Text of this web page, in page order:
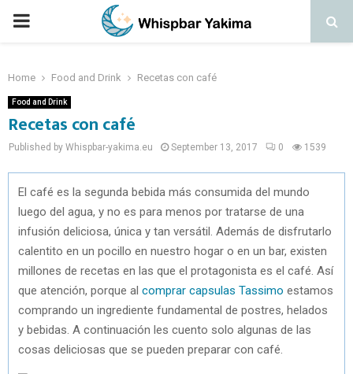
PRIMARY
Home Food and Drink Recetas con café
Food and Drink
Recetas con café
Published by Whispbar-yakima.eu September 13, 2017 0 1539
El café es la segunda bebida más consumida del mundo
luego del agua, y no es para menos por tratarse de una
infusión deliciosa, única y tan versátil. Además de disfrutarlo
calentito en un pocillo en nuestro hogar o en un bar, existen
millones de recetas en las que el protagonista es el café. Así
que atención, porque al comprar capsulas Tassimo estamos
comprando un ingrediente fundamental de postres, helados
y bebidas. A continuación les cuento solo algunas de las
cosas deliciosas que se pueden preparar con café.